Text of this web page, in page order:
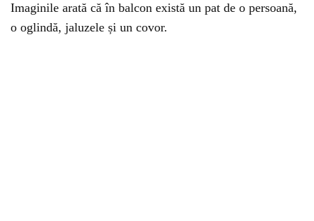
Imaginile arată că în balcon există un pat de o persoană,
o oglindă, jaluzele și un covor.